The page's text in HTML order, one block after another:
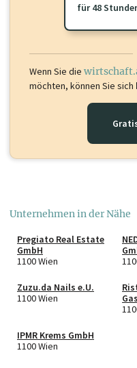
für 48
Wenn Sie die
möchten, können Sie sich
Unternehmen in der Nähe
Pregiato Real Estate
GmbH
1100 Wien
Zuzu.da Nails e.U.
1100 Wien
IPMR Krems GmbH
1100 Wien